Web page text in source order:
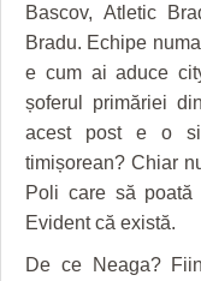
Bascov, Atletic
Bradu. Echipe
e cum ai aduce
șoferul primăriei
acest post e o
timișorean? Chiar
Poli care să poată
Evident că există.
De ce Neaga?